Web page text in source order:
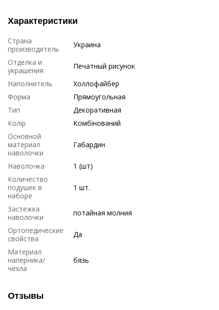
Характеристики
Страна
производитель
Украина
Отделка и
украшения
Печатный рисунок
Наполнитель
Холлофайбер
Форма
Прямоугольная
Тип
Декоративная
Колір
Комбінований
Основной
материал
наволочки
Габардин
Наволочка
1 (шт)
Количество
подушек в
наборе
1 шт.
Застежка
наволочки
потайная молния
Ортопедические
свойства
Да
Материал
наперника/
чехла
бязь
Отзывы